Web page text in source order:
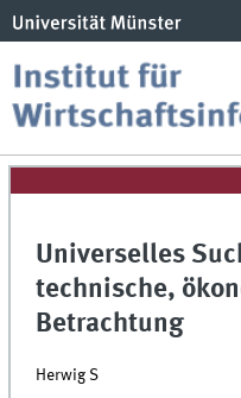
Universelles
technische,
Betrachtung
Herwig S